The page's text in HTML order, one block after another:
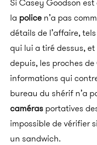
Si Casey Goodson
la police n’a pas
détails de l’affaire,
qui lui a tiré dessus,
depuis, les proches
informations qui
bureau du shérif n’a
caméras portatives
impossible de vérifier
un sandwich.